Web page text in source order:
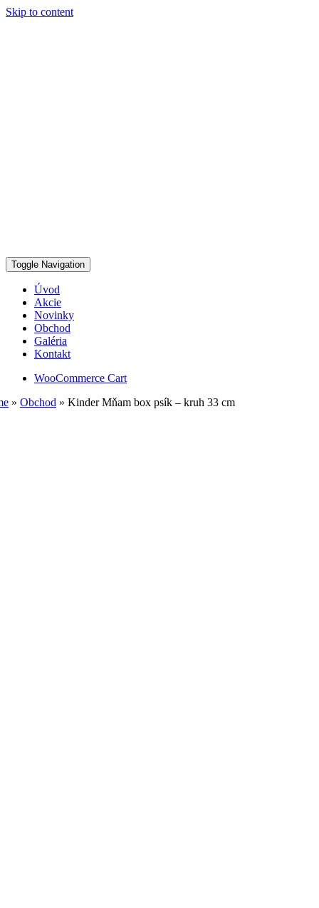
Skip to content
Toggle Navigation
Úvod
Akcie
Novinky
Obchod
Galéria
Kontakt
WooCommerce Cart
» Obchod » Kinder Mňam box psík – kruh 33 cm